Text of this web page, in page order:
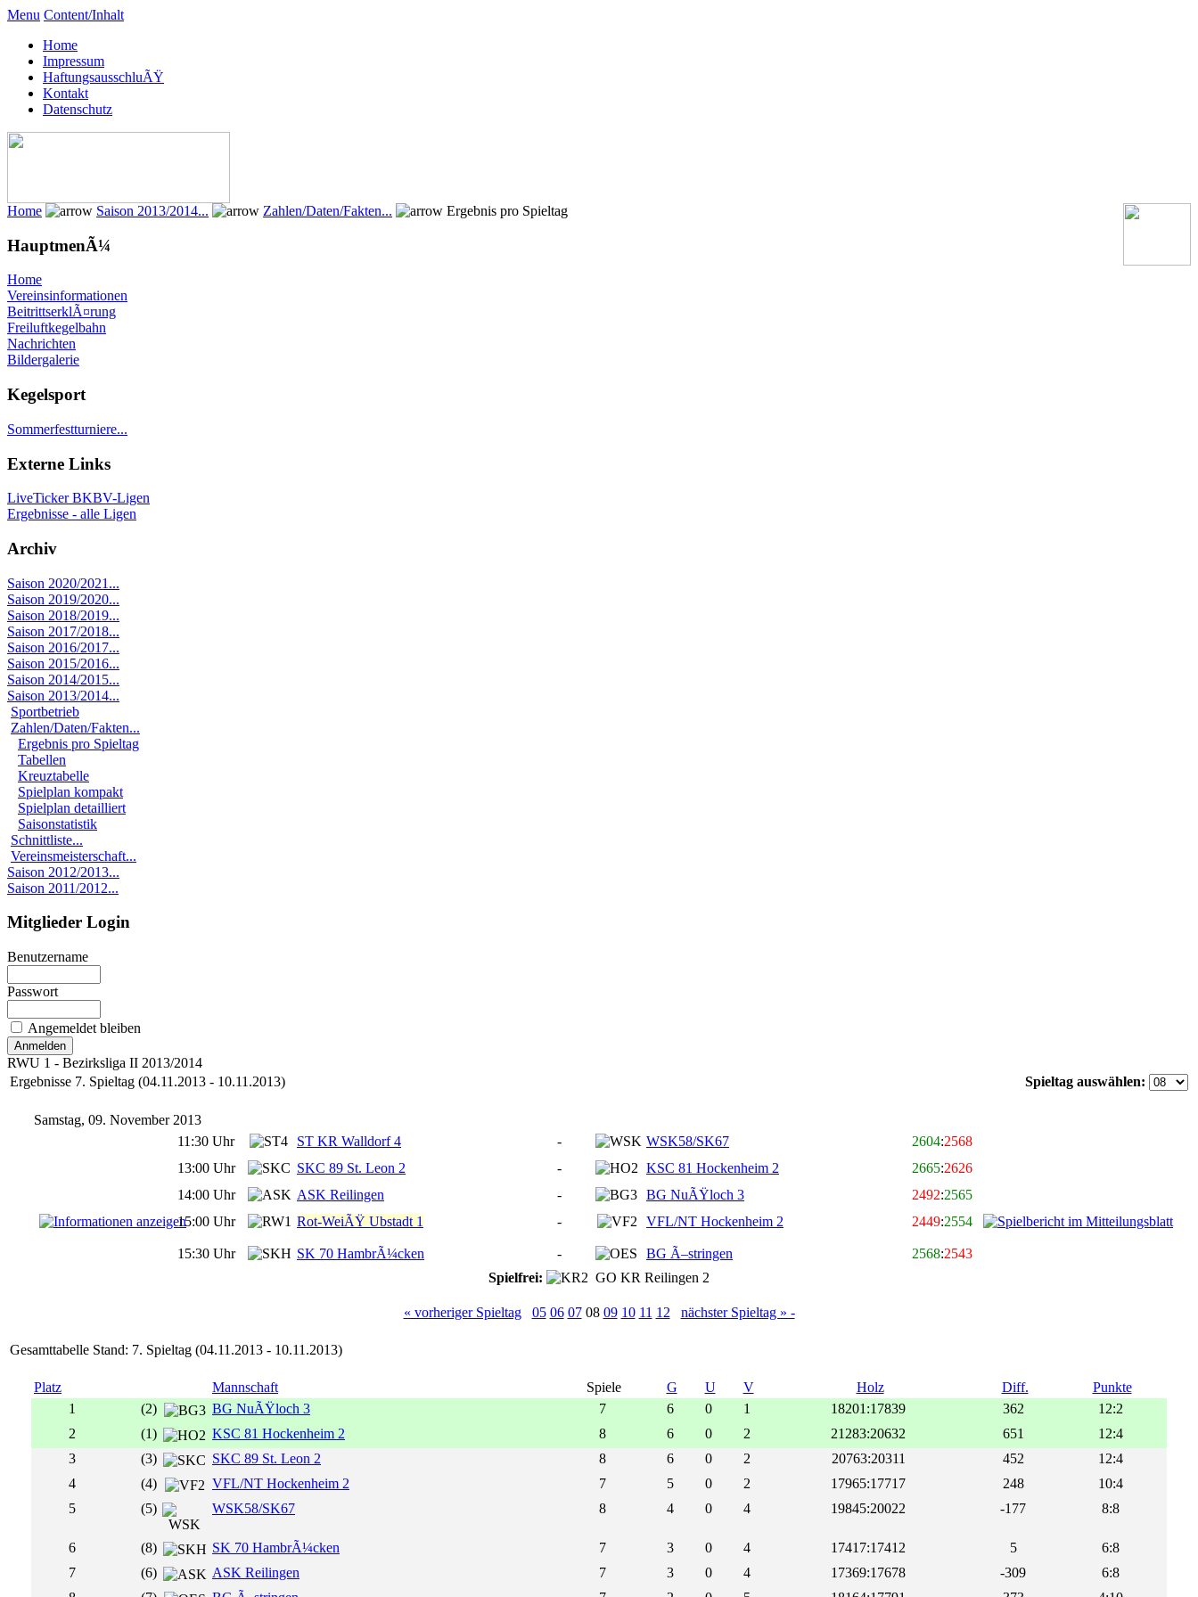
Menu Content/Inhalt
Home
Impressum
HaftungsausschluÃŸ
Kontakt
Datenschutz
Home Saison 2013/2014... Zahlen/Daten/Fakten... Ergebnis pro Spieltag
HauptmenÃ¼
Home
Vereinsinformationen
BeitrittserklÃ¤rung
Freiluftkegelbahn
Nachrichten
Bildergalerie
Kegelsport
Sommerfestturniere...
Externe Links
LiveTicker BKBV-Ligen
Ergebnisse - alle Ligen
Archiv
Saison 2020/2021...
Saison 2019/2020...
Saison 2018/2019...
Saison 2017/2018...
Saison 2016/2017...
Saison 2015/2016...
Saison 2014/2015...
Saison 2013/2014...
Sportbetrieb
Zahlen/Daten/Fakten...
Ergebnis pro Spieltag
Tabellen
Kreuztabelle
Spielplan kompakt
Spielplan detailliert
Saisonstatistik
Schnittliste...
Vereinsmeisterschaft...
Saison 2012/2013...
Saison 2011/2012...
Mitglieder Login
Benutzername
Passwort
Angemeldet bleiben
RWU 1 - Bezirksliga II 2013/2014
Ergebnisse 7. Spieltag (04.11.2013 - 10.11.2013)
Spieltag auswählen:
Samstag, 09. November 2013
11:30 Uhr
ST KR Walldorf 4 - WSK58/SK67 2604:2568
13:00 Uhr
SKC 89 St. Leon 2 - KSC 81 Hockenheim 2 2665:2626
14:00 Uhr
ASK Reilingen - BG NuÃŸloch 3 2492:2565
15:00 Uhr
Rot-WeiÃŸ Ubstadt 1 - VFL/NT Hockenheim 2 2449:2554
15:30 Uhr SK 70 HambrÃ¼cken - BG Ã–stringen 2568:2543
Spielfrei:
GO KR Reilingen 2
« vorheriger Spieltag 05 06 0708 09 10 11 12 nächster Spieltag » -
Gesamttabelle Stand: 7. Spieltag (04.11.2013 - 10.11.2013)
Platz Mannschaft Spiele G U V Holz Diff.
Punkte
1
(2) BG NuÃŸloch 3 7 6 0 1 18201:17839 362
12:2
2
(1) KSC 81 Hockenheim 2 8 6 0 2 21283:20632 651
12:4
3
(3) SKC 89 St. Leon 2 8 6 0 2 20763:20311 452
12:4
4
(4) VFL/NT Hockenheim 2 7 5 0 2 17965:17717 248
10:4
5
(5) WSK58/SK67 8 4 0 4 19845:20022 -177 8:8
6 (8) SK 70 HambrÃ¼cken 7 3 0 4 17417:17412 5
6:8
7
(6) ASK Reilingen 7 3 0 4 17369:17678 -309
6:8